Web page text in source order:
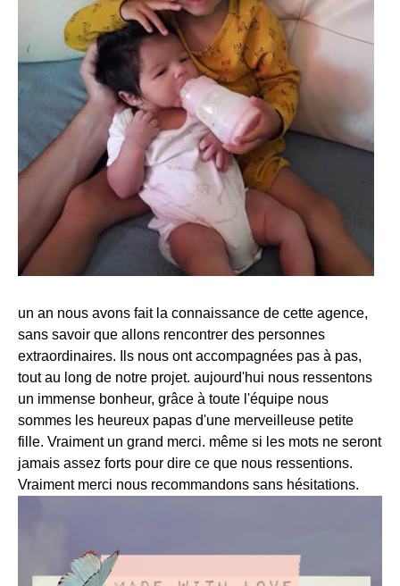
un an nous avons fait la connaissance de cette agence,
sans savoir que allons rencontrer des personnes
extraordinaires. Ils nous ont accompagnées pas à pas,
tout au long de notre projet. aujourd'hui nous ressentons
un immense bonheur, grâce à toute l'équipe nous
sommes les heureux papas d'une merveilleuse petite
fille. Vraiment un grand merci. même si les mots ne seront
jamais assez forts pour dire ce que nous ressentions.
Vraiment merci nous recommandons sans hésitations.